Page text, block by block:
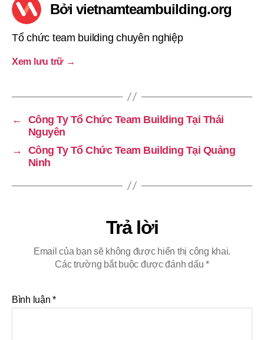
Bởi vietnamteambuilding.org
Tổ chức team building chuyên nghiệp
Xem lưu trữ →
←
Công Ty Tổ Chức Team Building Tại Thái
Nguyên
→
Công Ty Tổ Chức Team Building Tại Quảng
Ninh
Trả lời
Email của bạn sẽ không được hiển thị công khai.
Các trường bắt buộc được đánh dấu*
Bình luận*